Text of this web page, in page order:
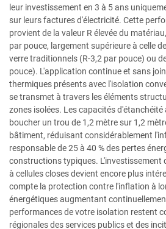
leur investissement en 3 à 5 ans
sur leurs factures d'électricité. Cette
provient de la valeur R élevée du
par pouce, largement supérieure à celle
verre traditionnels (R-3,2 par pouce) ou
pouce). L'application continue et sans
thermiques présents avec l'isolation
se transmet à travers les éléments
zones isolées. Les capacités d'étanchéité
boucher un trou de 1,2 mètre sur 1,2
bâtiment, réduisant considérablement
responsable de 25 à 40 % des pertes
constructions typiques. L'investissement
à cellules closes devient encore plus
compte la protection contre l'inflation à
énergétiques augmentant
performances de votre isolation restent
régionales des services publics et des